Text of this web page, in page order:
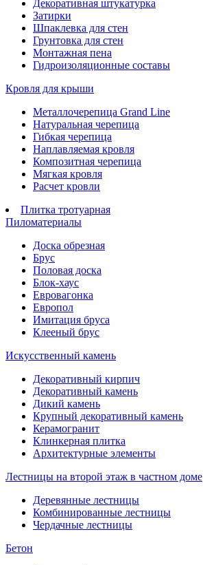
Декоративная штукатурка
Затирки
Шпаклевка для стен
Грунтовка для стен
Монтажная пена
Гидроизоляционные составы
Кровля для крыши
Металлочерепица Grand Line
Натуральная черепица
Гибкая черепица
Наплавляемая кровля
Композитная черепица
Мягкая кровля
Расчет кровли
Плитка тротуарная
Пиломатериалы
Доска обрезная
Брус
Половая доска
Блок-хаус
Евровагонка
Европол
Имитация бруса
Клееный брус
Искусственный камень
Декоративный кирпич
Декоративный камень
Дикий камень
Крупный декоративный камень
Керамогранит
Клинкерная плитка
Архитектурные элементы
Лестницы на второй этаж в частном доме
Деревянные лестницы
Комбинированные лестницы
Чердачные лестницы
Бетон